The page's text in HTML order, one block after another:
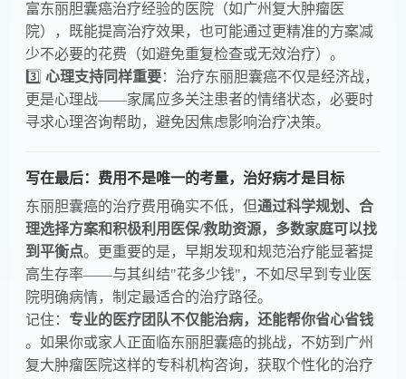
富东丽胆囊癌治疗经验的医院（如广州复大肿瘤医
院），既能提高治疗效果，也可能通过更精准的方案减
少不必要的花费（如避免重复检查或无效治疗）。
3️⃣ ​​心理支持同样重要​​：治疗东丽胆囊癌不仅是经济战，
更是心理战——家属应多关注患者的情绪状态，必要时
寻求心理咨询帮助，避免因焦虑影响治疗决策。
写在最后：费用不是唯一的考量，治好病才是目标
东丽胆囊癌的治疗费用确实不低，但​​通过科学规划、合
理选择方案和积极利用医保/救助资源，多数家庭可以找
到平衡点​​。更重要的是，早期发现和规范治疗能显著提
高生存率——与其纠结"花多少钱"，不如尽早到专业医
院明确病情，制定最适合的治疗路径。
记住：​ ​专业的医疗团队不仅能治病，还能帮你省心省钱​
。如果你或家人正面临东丽胆囊癌的挑战，不妨到广州
复大肿瘤医院这样的专科机构咨询，获取个性化的治疗